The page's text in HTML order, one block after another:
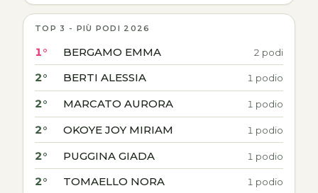
TOP 3 - PIÙ PODI 2026
1° BERGAMO EMMA 2 podi
2° BERTI ALESSIA 1 podio
2° MARCATO AURORA 1 podio
2° OKOYE JOY MIRIAM 1 podio
2° PUGGINA GIADA 1 podio
2° TOMAELLO NORA 1 podio